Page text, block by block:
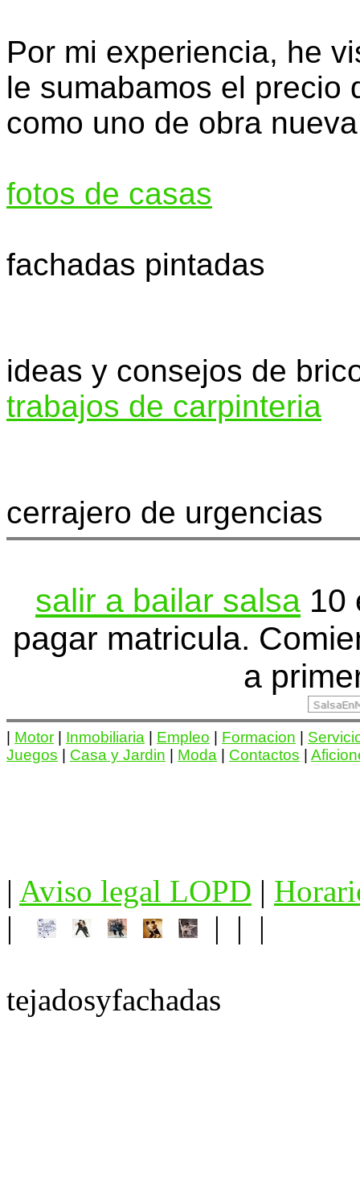
Por mi experiencia, he
le sumabamos el precio
como uno de obra
fotos de casas
fachadas pintadas
ideas y consejos de
trabajos de carpinteria
cerrajero de urgencias
salir a bailar salsa 10
pagar matricula.
a
Motor Inmobiliaria Empleo Formacion
Juegos
Casa y Jardin Moda Contactos
| Aviso legal LOPD |
|
| | |
tejadosyfachadas